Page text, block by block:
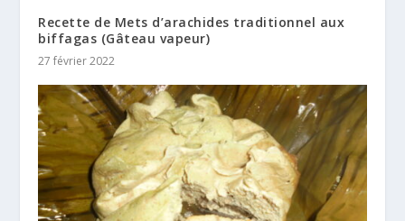
Recette de Mets d’arachides traditionnel aux
biffagas (Gâteau vapeur)
27 février 2022